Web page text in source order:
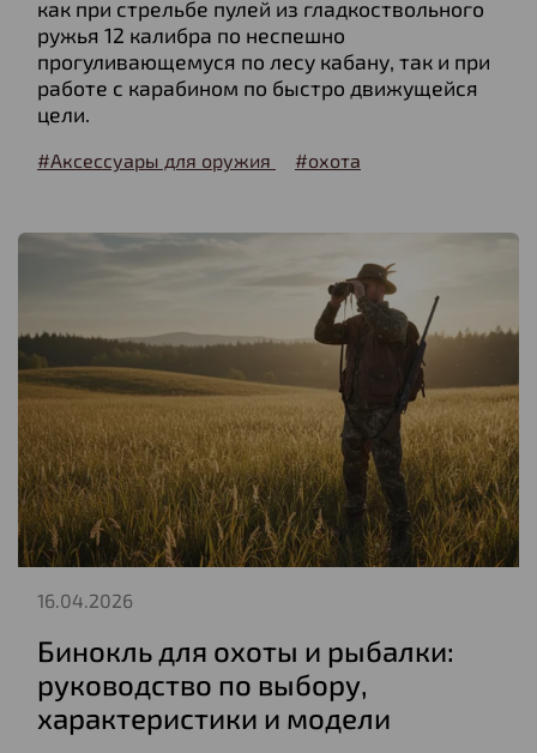
как при стрельбе пулей из гладкоствольного
ружья 12 калибра по неспешно
прогуливающемуся по лесу кабану, так и при
работе с карабином по быстро движущейся
цели.
#Аксессуары для оружия #охота
Бинокль для охоты и рыбалки:
руководство по выбору,
характеристики и модели
16.04.2026